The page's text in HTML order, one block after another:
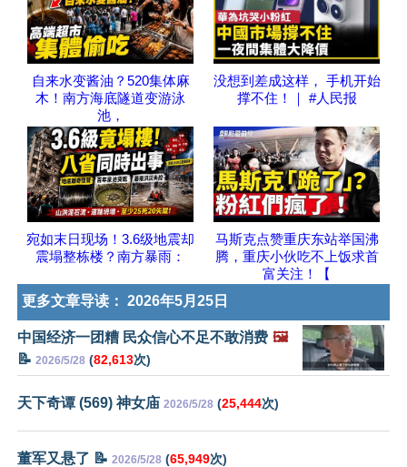
自来水变酱油？520集体麻
木！南方海底隧道变游泳
池，
没想到差成这样， 手机开始
撑不住！｜ #人民报
宛如末日现场！3.6级地震却
震塌整栋楼？南方暴雨：
马斯克点赞重庆东站举国沸
腾，重庆小伙吃不上饭求首
富关注！【
更多文章导读： 2026年5月25日
中国经济一团糟 民众信心不足不敢消费 🖼️
📝 2026/5/28 (82,613次)
天下奇谭 (569) 神女庙 2026/5/28 (25,444次)
董军又悬了 📝 2026/5/28 (65,949次)